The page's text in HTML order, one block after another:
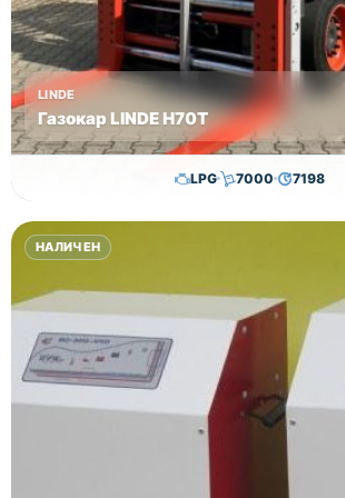
LINDE
Газокар LINDE H70T
LPG 7000 7198
36,000.00€
Височина
НАЛИЧЕН